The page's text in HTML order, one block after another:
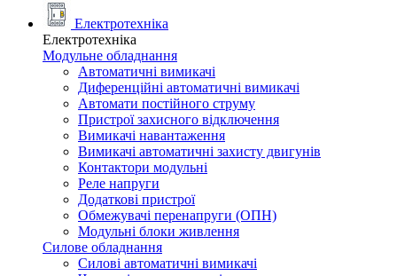
Електротехніка
Електротехніка
Модульне обладнання
Автоматичні вимикачі
Диференційні автоматичні вимикачі
Автомати постійного струму
Пристрої захисного відключення
Вимикачі навантаження
Вимикачі автоматичні захисту двигунів
Контактори модульні
Реле напруги
Додаткові пристрої
Обмежувачі перенапруги (ОПН)
Модульні блоки живлення
Силове обладнання
Силові автоматичні вимикачі